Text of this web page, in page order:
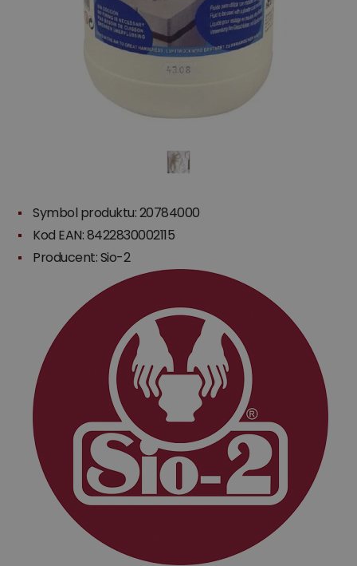
Symbol produktu: 20784000
Kod EAN: 8422830002115
Producent:Sio-2